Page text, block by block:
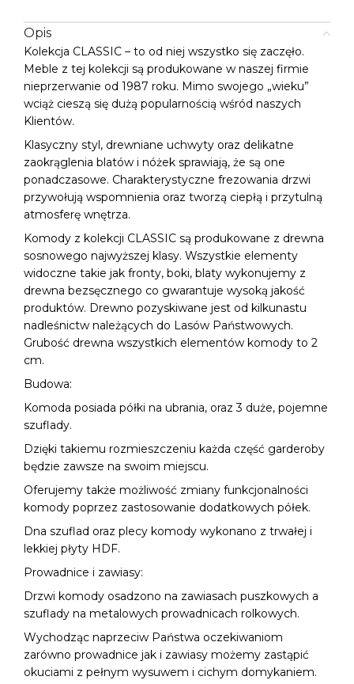
Opis
Kolekcja CLASSIC – to od niej wszystko się zaczęło.
Meble z tej kolekcji są produkowane w naszej firmie
nieprzerwanie od 1987 roku. Mimo swojego „wieku”
wciąż cieszą się dużą popularnością wśród naszych
Klientów.
Klasyczny styl, drewniane uchwyty oraz delikatne
zaokrąglenia blatów i nóżek sprawiają, że są one
ponadczasowe. Charakterystyczne frezowania drzwi
przywołują wspomnienia oraz tworzą ciepłą i przytulną
atmosferę wnętrza.
Komody z kolekcji CLASSIC są produkowane z drewna
sosnowego najwyższej klasy. Wszystkie elementy
widoczne takie jak fronty, boki, blaty wykonujemy z
drewna bezsęcznego co gwarantuje wysoką jakość
produktów. Drewno pozyskiwane jest od kilkunastu
nadleśnictw należących do Lasów Państwowych.
Grubość drewna wszystkich elementów komody to 2
cm.
Budowa:
Komoda posiada półki na ubrania, oraz 3 duże, pojemne
szuflady.
Dzięki takiemu rozmieszczeniu każda część garderoby
będzie zawsze na swoim miejscu.
Oferujemy także możliwość zmiany funkcjonalności
komody poprzez zastosowanie dodatkowych półek.
Dna szuflad oraz plecy komody wykonano z trwałej i
lekkiej płyty HDF.
Prowadnice i zawiasy:
Drzwi komody osadzono na zawiasach puszkowych a
szuflady na metalowych prowadnicach rolkowych.
Wychodząc naprzeciw Państwa oczekiwaniom
zarówno prowadnice jak i zawiasy możemy zastąpić
okuciami z pełnym wysuwem i cichym domykaniem.